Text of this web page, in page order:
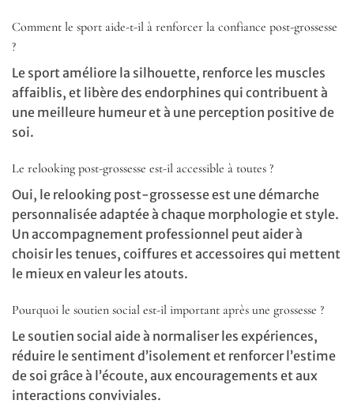
Comment le sport aide-t-il à renforcer la confiance post-grossesse
?
Le sport améliore la silhouette, renforce les muscles
affaiblis, et libère des endorphines qui contribuent à
une meilleure humeur et à une perception positive de
soi.
Le relooking post-grossesse est-il accessible à toutes ?
Oui, le relooking post-grossesse est une démarche
personnalisée adaptée à chaque morphologie et style.
Un accompagnement professionnel peut aider à
choisir les tenues, coiffures et accessoires qui mettent
le mieux en valeur les atouts.
Pourquoi le soutien social est-il important après une grossesse ?
Le soutien social aide à normaliser les expériences,
réduire le sentiment d’isolement et renforcer l’estime
de soi grâce à l’écoute, aux encouragements et aux
interactions conviviales.